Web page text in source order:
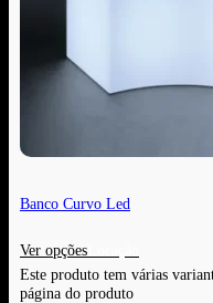
Banco Curvo Led
Ver opções
Este produto tem várias
página do produto